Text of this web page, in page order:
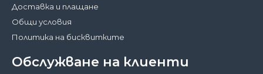
Доставка и плащане
Общи условия
Политика на бисквитките
Обслужване на клиенти